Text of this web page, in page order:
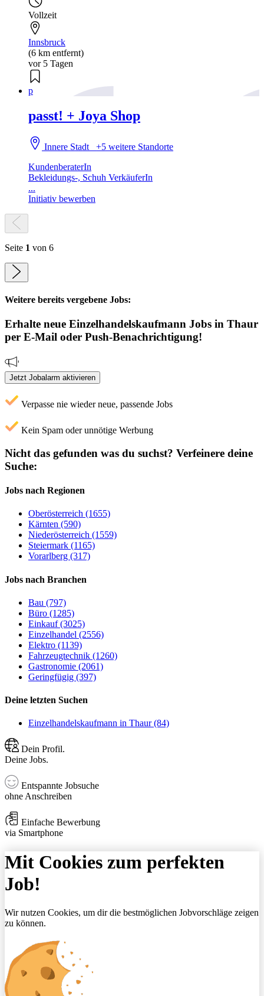
Vollzeit
Innsbruck
(6 km entfernt)
vor 5 Tagen
p
passt! + Joya Shop
Innere Stadt+5 weitere Standorte
KundenberaterIn
Bekleidungs-, Schuh VerkäuferIn
...
Initiativ bewerben
Seite 1 von 6
Weitere bereits vergebene Jobs:
Erhalte neue Einzelhandelskaufmann Jobs in Thaur
per E-Mail oder Push-Benachrichtigung!
Jetzt Jobalarm aktivieren
Verpasse nie wieder neue, passende Jobs
Kein Spam oder unnötige Werbung
Nicht das gefunden was du suchst? Verfeinere deine
Suche:
Jobs nach Regionen
Oberösterreich (1655)
Kärnten (590)
Niederösterreich (1559)
Steiermark (1165)
Vorarlberg (317)
Jobs nach Branchen
Bau (797)
Büro (1285)
Einkauf (3025)
Einzelhandel (2556)
Elektro (1139)
Fahrzeugtechnik (1260)
Gastronomie (2061)
Geringfügig (397)
Deine letzten Suchen
Einzelhandelskaufmann in Thaur (84)
Dein Profil.
Deine Jobs.
Entspannte Jobsuche
ohne Anschreiben
Einfache Bewerbung
via Smartphone
Mit Cookies zum perfekten
Job!
Wir nutzen Cookies, um dir die bestmöglichen Jobvorschläge zeigen
zu können.